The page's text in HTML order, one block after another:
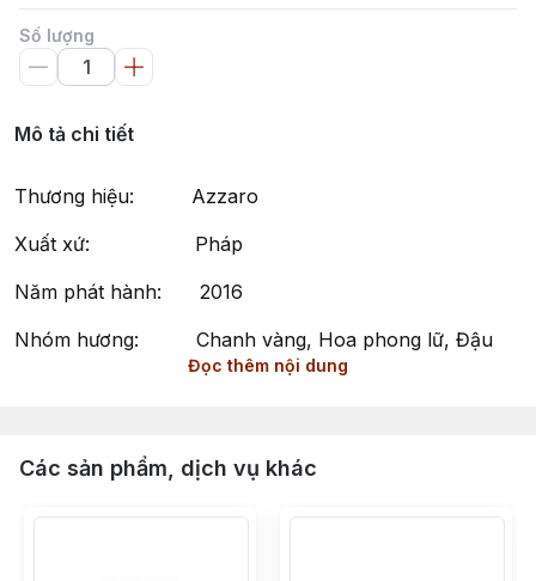
Số lượng
Mô tả chi tiết
Thương hiệu: Azzaro
Xuất xứ: Pháp
Năm phát hành: 2016
Nhóm hương: Chanh vàng, Hoa phong lữ, Đậu
Wanted by Azzaro – Hương Thơm Nam Tính và Cuốn
Đọc thêm nội dung
Các sản phẩm, dịch vụ khác